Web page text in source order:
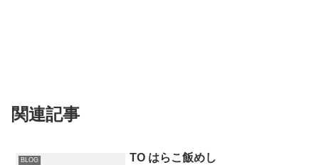
関連記事
BLOG TO はらこ飯めし